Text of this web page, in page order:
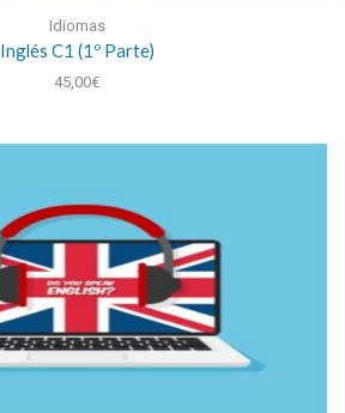
Idiomas
Inglés C1 (1º Parte)
45,00€